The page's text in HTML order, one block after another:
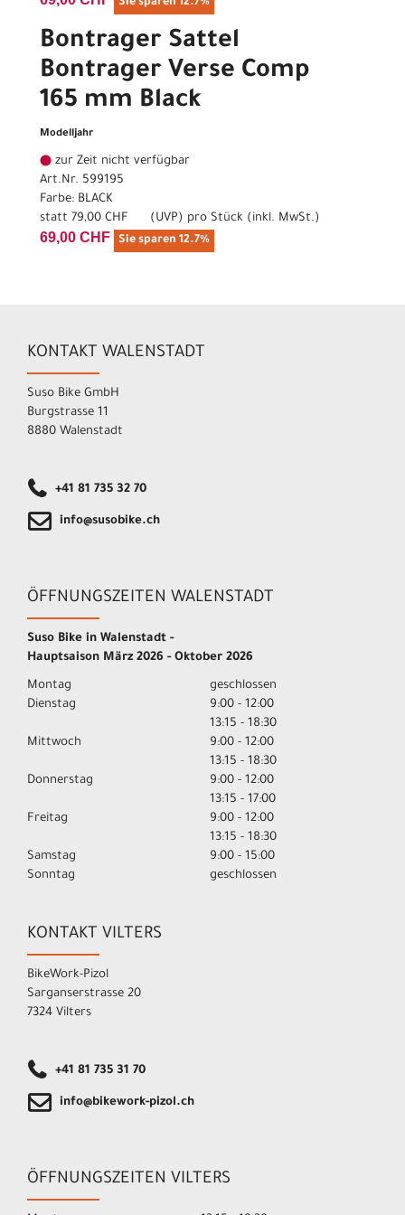
Sie sparen 12.7%
Bontrager Sattel
Bontrager Verse Comp
165 mm Black
Modelljahr
zur Zeit nicht verfügbar
Art.Nr. 599195
Farbe: BLACK
statt 79,00 CHF ( UVP ) pro Stück (inkl. MwSt.)
69,00 CHF Sie sparen 12.7%
KONTAKT WALENSTADT
Suso Bike GmbH
Burgstrasse 11
8880 Walenstadt
+41 81 735 32 70
info@susobike.ch
ÖFFNUNGSZEITEN WALENSTADT
Suso Bike in Walenstadt -
Hauptsaison März 2026 - Oktober 2026
Montag
geschlossen
Dienstag
9:00 - 12:00
13:15 - 18:30
Mittwoch
9:00 - 12:00
13:15 - 18:30
Donnerstag
9:00 - 12:00
13:15 - 17:00
Freitag
9:00 - 12:00
13:15 - 18:30
Samstag
9:00 - 15:00
Sonntag
geschlossen
KONTAKT VILTERS
BikeWork-Pizol
Sarganserstrasse 20
7324 Vilters
+41 81 735 31 70
info@bikework-pizol.ch
ÖFFNUNGSZEITEN VILTERS